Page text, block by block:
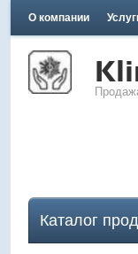
О компании
Каталог